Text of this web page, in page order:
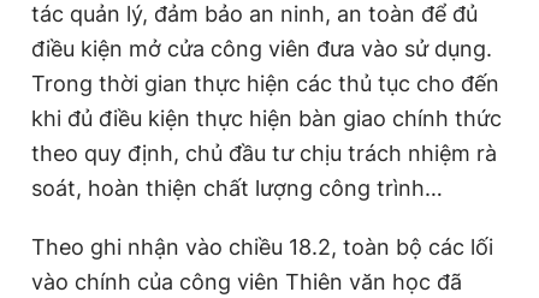
tác quản lý, đảm bảo an ninh, an toàn để đủ
điều kiện mở cửa công viên đưa vào sử dụng.
Trong thời gian thực hiện các thủ tục cho đến
khi đủ điều kiện thực hiện bàn giao chính thức
theo quy định, chủ đầu tư chịu trách nhiệm rà
soát, hoàn thiện chất lượng công trình…
Theo ghi nhận vào chiều 18.2, toàn bộ các lối
vào chính của công viên Thiên văn học đã